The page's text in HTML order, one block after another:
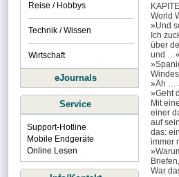
World
»Und
Ich
über
und …«
»Äh …
»Geht
Mit
einer
auf
das:
immer
War
Reise / Hobbys
Technik / Wissen
Wirtschaft
eJournals
Service
Support-Hotline
Mobile Endgeräte
Online Lesen